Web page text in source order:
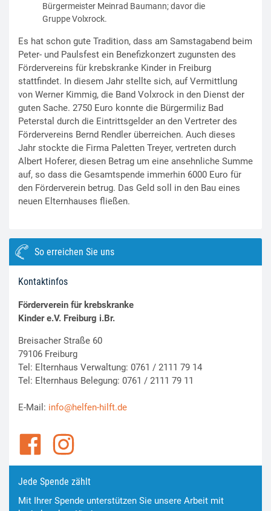
Bürgermeister Meinrad Baumann; davor die
Gruppe Volxrock.
Es hat schon gute Tradition, dass am Samstagabend beim
Peter- und Paulsfest ein Benefizkonzert zugunsten des
Fördervereins für krebskranke Kinder in Freiburg
stattfindet. In diesem Jahr stellte sich, auf Vermittlung
von Werner Kimmig, die Band Volxrock in den Dienst der
guten Sache. 2750 Euro konnte die Bürgermiliz Bad
Peterstal durch die Eintrittsgelder an den Vertreter des
Fördervereins Bernd Rendler überreichen. Auch dieses
Jahr stockte die Firma Paletten Treyer, vertreten durch
Albert Hoferer, diesen Betrag um eine ansehnliche Summe
auf, so dass die Gesamtspende immerhin 6000 Euro für
den Förderverein betrug. Das Geld soll in den Bau eines
neuen Elternhauses fließen.
So erreichen Sie uns
Kontaktinfos
Förderverein für krebskranke
Kinder e.V. Freiburg i.Br.
Breisacher Straße 60
79106 Freiburg
Tel: Elternhaus Verwaltung: 0761 / 2111 79 14
Tel: Elternhaus Belegung: 0761 / 2111 79 11
E-Mail: info@helfen-hilft.de
Jede Spende zählt
Mit Ihrer Spende unterstützen Sie unsere Arbeit mit